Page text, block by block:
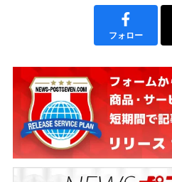
フォロー